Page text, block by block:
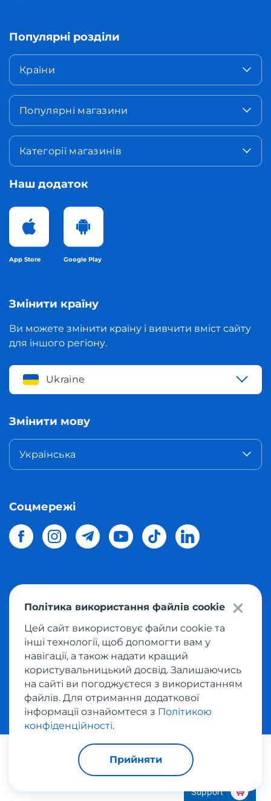
Популярні розділи
Країни
Популярні магазини
Категорії магазинів
Наш додаток
App Store Google Play
Змінити країну
Ви можете змінити країну і вивчити вміст сайту
для іншого регіону.
Ukraine
Змінити мову
Українська
Соцмережі
магазинів світу в Україну.Всі права захищені
Політика конфіденційності
Публічна оферта
Умови користування сервісом викупу товарів
За транзакції відповідає:
Політика використання файлів cookie
Цей сайт використовує файли cookie та
інші технології, щоб допомогти вам у
навігації, а також надати кращий
користувальницький досвід. Залишаючись
на сайті ви погоджуєтеся з використанням
файлів. Для отримання додаткової
інформації ознайомтеся з Політикою
конфіденційності.
Прийняти
Support